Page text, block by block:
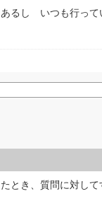
るし いつも行って
とき、質問に対し